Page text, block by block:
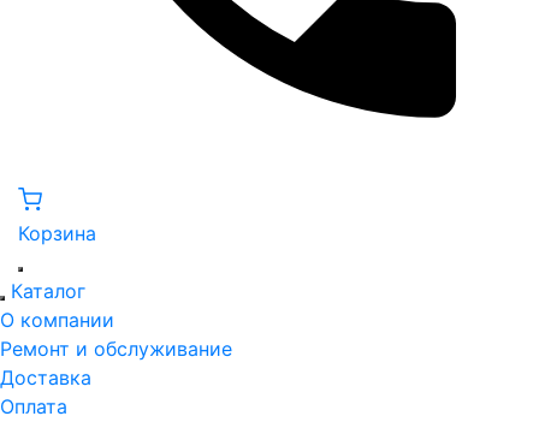
Корзина
Каталог
О компании
Ремонт и обслуживание
Доставка
Оплата